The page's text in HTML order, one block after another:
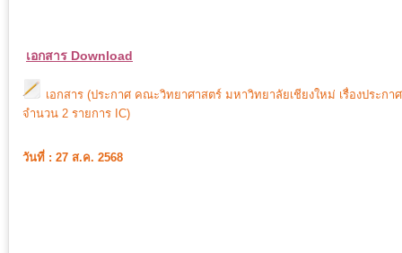
เอกสาร Download
เอกสาร (ประกาศ คณะวิทยาศาสตร์ มหาวิทยาลัยเชียงใหม่ เรื่องประ
จำนวน 2 รายการ IC)
วันที่ : 27 ส.ค. 2568